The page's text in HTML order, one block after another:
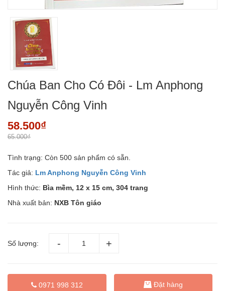
Chúa Ban Cho Có Đôi - Lm Anphong
Nguyễn Công Vinh
58.500₫
65.000₫
Tình trạng: Còn 500 sản phẩm có sẵn.
Tác giả: Lm Anphong Nguyễn Công Vinh
Hình thức: Bìa mềm, 12 x 15 cm, 304 trang
Nhà xuất bản: NXB Tôn giáo
Số lượng:
0971 998 312 Đặt hàng